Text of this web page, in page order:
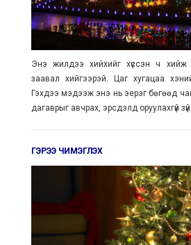
Энэ жилдээ хийхийг хүссэн ч хийж
заавал хийгээрэй. Цаг хугацаа
Гэхдээ мэдээж энэ нь эерэг бөгөөд
дагаврыг авчрах, эрсдэлд оруулахгүй
ГЭРЭЭ ЧИМЭГЛЭХ